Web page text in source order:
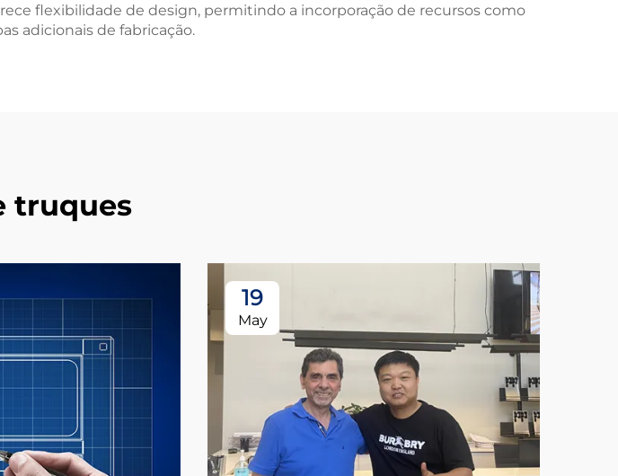
flexibilidade de design, permitindo a incorporação de recursos como
adicionais de fabricação.
truques
19
May